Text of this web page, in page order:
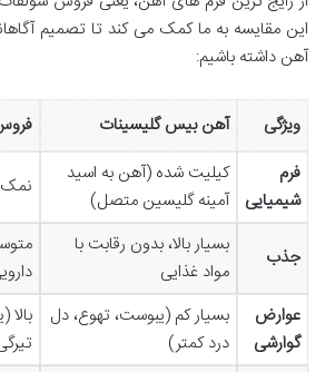
این مقایسه به ما کمک می کند تا تصمیم
آهن داشته باشیم:
ویژگی آهن بیس گلیسینات
فرم
شیمیایی
کیلیت شده (آهن به اسید
آمینه گلیسین متصل)
نمک
جذب
بسیار بالا، بدون رقابت با
مواد غذایی
عوارض
گوارشی
بسیار کم (یبوست، تهوع، دل
درد کمتر)